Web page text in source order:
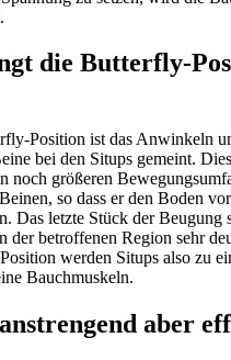
die Butterfly-
Position ist das Anwinkeln
bei den Situps gemeint.
noch größeren
so dass er den Boden
Das letzte Stück der Beugung
der betroffenen Region sehr
werden Situps also zu
Bauchmuskeln.
aber